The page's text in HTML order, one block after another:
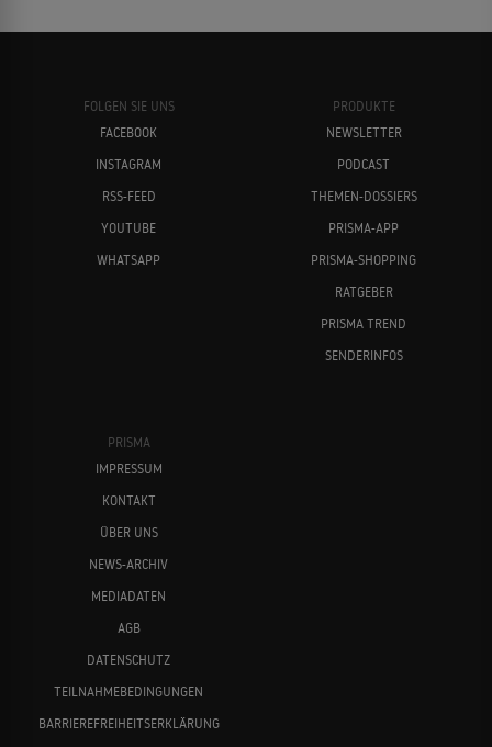
FOLGEN SIE UNS
FACEBOOK
INSTAGRAM
RSS-FEED
YOUTUBE
WHATSAPP
PRODUKTE
NEWSLETTER
PODCAST
THEMEN-DOSSIERS
PRISMA-APP
PRISMA-SHOPPING
RATGEBER
PRISMA TREND
SENDERINFOS
PRISMA
IMPRESSUM
KONTAKT
ÜBER UNS
NEWS-ARCHIV
MEDIADATEN
AGB
DATENSCHUTZ
TEILNAHMEBEDINGUNGEN
BARRIEREFREIHEITSERKLÄRUNG